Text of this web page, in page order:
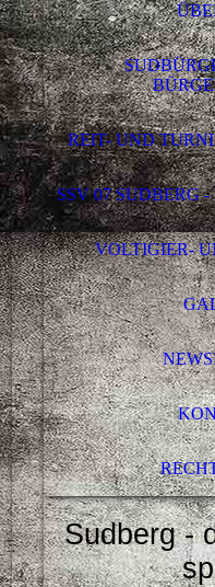
REIT- UND
SSV 07 SUDBERG
VOLTIGIER-
Sudberg -